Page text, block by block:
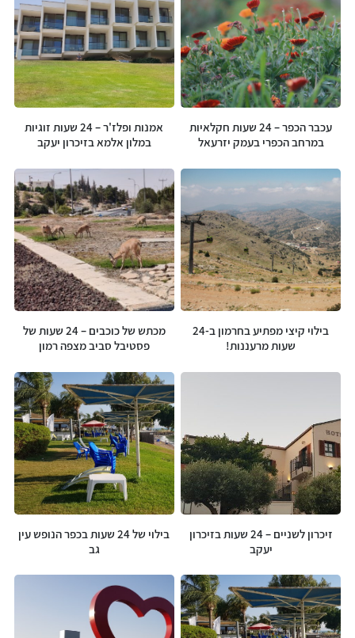
עכבר הכפר – 24 שעות חקלאיות
במרחב הכפרי בעמק יזרעאל
אמנות ופלז'ר – 24 שעות זוגיות
במלון אלמא בזיכרון יעקב
בילוי קיצי מפתיע בחרמון ב-24
שעות מרעננות!
מכתש של כוכבים – 24 שעות של
פסטיבל סביב מצפה רמון
זיכרון לשניים – 24 שעות בזיכרון
יעקב
בילוי של 24 שעות בכפר הנופש עין
גב